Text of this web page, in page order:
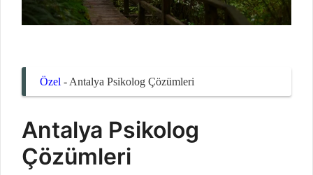
Özel - Antalya Psikolog Çözümleri
Antalya Psikolog
Çözümleri